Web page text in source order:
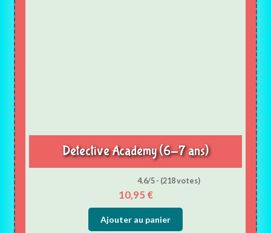
Detective Academy (6-7 ans)
4.6/5 - (218 votes)
10,95 €
Ajouter au panier